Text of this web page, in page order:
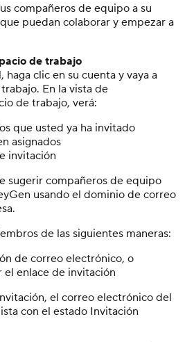
compañeros de equipo a su
puedan colaborar y empezar a
de trabajo
clic en su cuenta y vaya a
En la vista de
de trabajo, verá:
que usted ya ha invitado
asignados
invitación
sugerir compañeros de equipo
usando el dominio de correo
de las siguientes maneras:
de correo electrónico, o
enlace de invitación
el correo electrónico del
con el estado Invitación